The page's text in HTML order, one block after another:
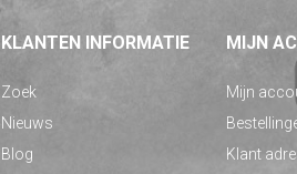
KLANTEN INFORMATIE
Zoek
Nieuws
Blog
MIJN
Mijn
Klant